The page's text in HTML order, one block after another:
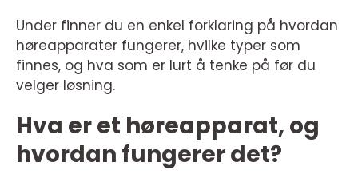
Under finner du en enkel forklaring på hvordan
høreapparater fungerer, hvilke typer som
finnes, og hva som er lurt å tenke på før du
velger løsning.
Hva er et høreapparat, og
hvordan fungerer det?